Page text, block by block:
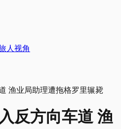
人视角
反方向车道 渔